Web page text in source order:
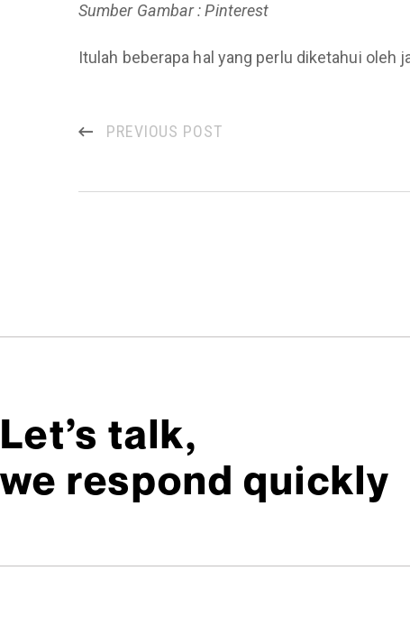
Sumber Gambar : Pinterest
Itulah beberapa hal yang perlu diketahui oleh
PREVIOUS POST
Let’s talk,
we respond quickly